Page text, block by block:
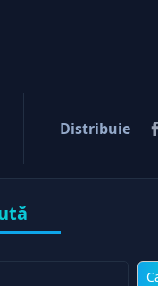
Distribuie